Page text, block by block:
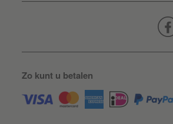
Zo kunt u betalen